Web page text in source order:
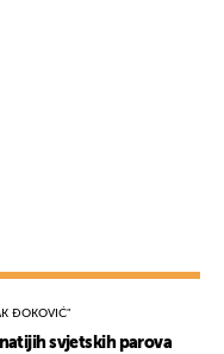
ĐOKOVIĆ"
svjetskih parova